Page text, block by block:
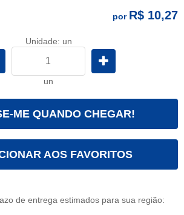
por R$ 10,27
Unidade: un
un
ME QUANDO CHEGAR!
AOS FAVORITOS
de entrega estimados para sua região: